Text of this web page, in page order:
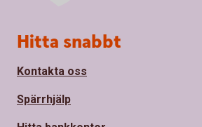
Sidfot
Hitta snabbt
Kontakta oss
Spärrhjälp